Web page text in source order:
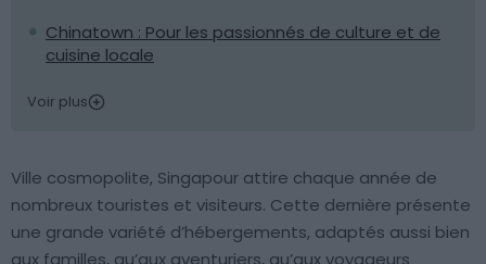
Chinatown : Pour les passionnés de culture et de
cuisine locale
Voir plus
Ville cosmopolite, Singapour attire chaque année de
nombreux touristes et visiteurs. Cette dernière présente
une grande variété d’hébergements, adaptés aussi bien
aux familles, qu’aux aventuriers, qu’aux voyageurs